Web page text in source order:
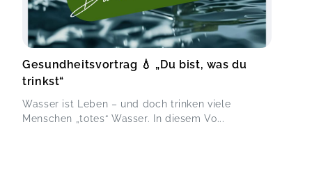
Gesundheitsvortrag 💧 „Du bist, was du
trinkst“
Wasser ist Leben – und doch trinken viele
Menschen „totes“ Wasser. In diesem Vo...